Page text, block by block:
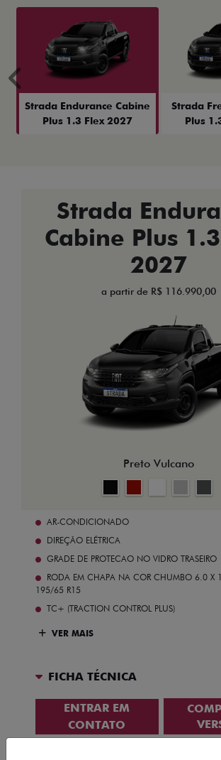
Strada Endurance Cabine
Plus 1.3 Flex 2027
Strada
Plus
Anterior
Strada
Cabine Plus
2027
a partir de R$ 116.990,00
Preto Vulcano
AR-CONDICIONADO
DIREÇÃO ELÉTRICA
GRADE DE PROTECAO NO VIDRO TRASEIRO
RODA EM CHAPA NA COR CHUMBO 6.0 X
195/65 R15
TC+ (TRACTION CONTROL PLUS)
VER MAIS
FICHA TÉCNICA
ENTRAR EM
CONTATO